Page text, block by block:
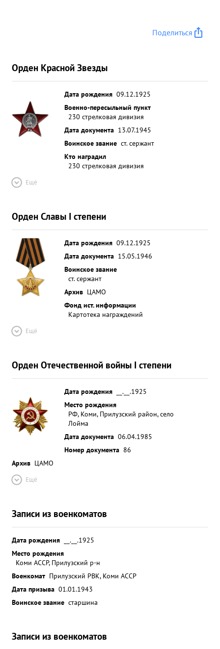
Поделиться
Орден Красной Звезды
Дата рождения 09.12.1925
Военно-пересыльный пункт
230 стрелковая дивизия
Дата документа 13.07.1945
Воинское звание ст. сержант
Кто наградил
230 стрелковая дивизия
Ещё
Орден Славы I степени
Дата рождения 09.12.1925
Дата документа 15.05.1946
Воинское звание
ст. сержант
Архив ЦАМО
Фонд ист. информации
Картотека награждений
Ещё
Орден Отечественной войны I степени
Дата рождения
__.__.1925
Место рождения
РФ, Коми, Прилузский район, село
Лойма
Дата документа 06.04.1985
Номер документа 86
Архив ЦАМО
Ещё
Записи из военкоматов
Дата рождения
__.__.1925
Место рождения
Коми АССР, Прилузский р-н
Военкомат Прилузский РВК, Коми АССР
Дата призыва 01.01.1943
Воинское звание старшина
Записи из военкоматов